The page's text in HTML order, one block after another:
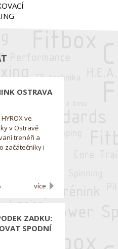
OSTRAVA
ve
v Ostravě
trenéři a
začátečníky i
více
ZADKU:
SPODNÍ